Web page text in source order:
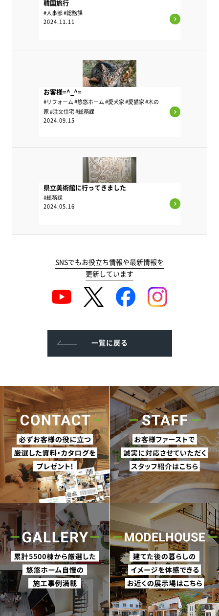
#人事部 #総務課
韓国旅行
2024.11.11
#リフォーム #悠悠ホーム #愛犬家 #愛猫家 #木の
家 #注文住宅 #総務課
お客様=^_^=
2024.09.15
#総務課
県立美術館に行ってきました
2024.05.16
SNSでもお役立ち情報や最新情報を
更新しています
一覧に戻る